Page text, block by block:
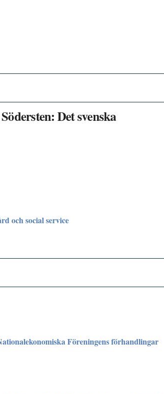
Det svenska
och social service
Föreningens förhandlingar